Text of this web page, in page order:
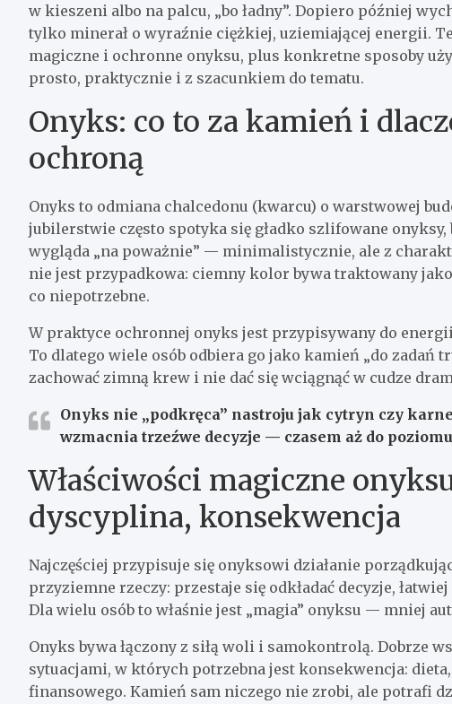
w kieszeni albo na palcu, „bo ładny”. Dopiero później
tylko minerał o wyraźnie ciężkiej, uziemiającej energii.
magiczne i ochronne onyksu, plus konkretne sposoby
prosto, praktycznie i z szacunkiem do tematu.
Onyks: co to za kamień i
ochroną
Onyks to odmiana chalcedonu (kwarcu) o warstwowej
jubilerstwie często spotyka się gładko szlifowane
wygląda „na poważnie” — minimalistycznie, ale z
nie jest przypadkowa: ciemny kolor bywa traktowany
co niepotrzebne.
W praktyce ochronnej onyks jest przypisywany do
To dlatego wiele osób odbiera go jako kamień „do
zachować zimną krew i nie dać się wciągnąć w cudze
Onyks nie „podkręca” nastroju jak cytryn czy
wzmacnia trzeźwe decyzje — czasem aż do
Właściwości magiczne
dyscyplina, konsekwencja
Najczęściej przypisuje się onyksowi działanie
przyziemne rzeczy: przestaje się odkładać decyzje,
Dla wielu osób to właśnie jest „magia” onyksu — mniej
Onyks bywa łączony z siłą woli i samokontrolą. Dobrze
sytuacjami, w których potrzebna jest konsekwencja:
finansowego. Kamień sam niczego nie zrobi, ale potrafi